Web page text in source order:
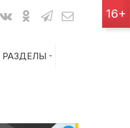
РАЗДЕЛЫ
Показания счетчиков
Билеты на поезд
16+